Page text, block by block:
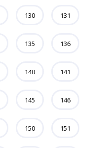
130 131
135 136
140 141
145 146
150 151